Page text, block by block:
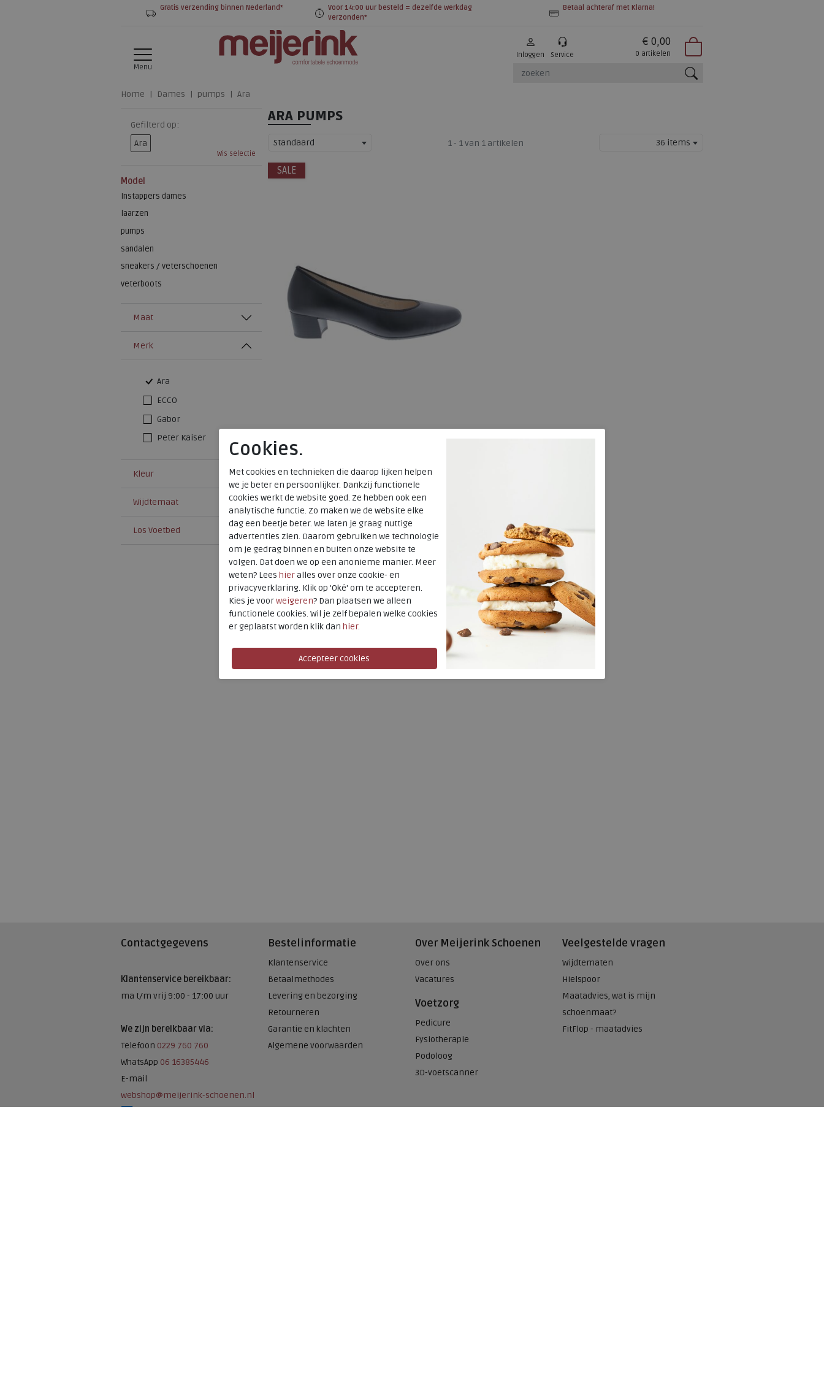
Gratis verzending binnen Nederland*
Voor 14:00 uur besteld = dezelfde werkdag
verzonden*
Betaal achteraf met Klarna!
Menu
Inloggen Service
€ 0,00
0 artikelen
Home Dames pumps Ara
Gefilterd op:
Ara
Wis selectie
Model
Instappers dames
laarzen
pumps
sandalen
sneakers / veterschoenen
veterboots
Maat
Merk
Ara
ECCO
Gabor
Peter Kaiser
Kleur
Wijdtemaat
Los Voetbed
ARA PUMPS
Standaard 1 - 1 van 1 artikelen 36 items
SALE
Vicenza black
wijdte Wijdtemaat G
€ 119,95
€ 83,97
Beschikbare maten
4,5 8
Contactgegevens
Klantenservice bereikbaar:
ma t/m vrij 9:00 - 17:00 uur
We zijn bereikbaar via:
Telefoon 0229 760 760
WhatsApp 06 16385446
E-mail
webshop@meijerink-schoenen.nl
Bestelinformatie
Klantenservice
Betaalmethodes
Levering en bezorging
Retourneren
Garantie en klachten
Algemene voorwaarden
Over Meijerink Schoenen
Over ons
Vacatures
Voetzorg
Pedicure
Fysiotherapie
Podoloog
3D-voetscanner
Veelgestelde vragen
Wijdtematen
Hielspoor
Maatadvies, wat is mijn
schoenmaat?
FitFlop - maatadvies
Cookies.
Met cookies en technieken die daarop lijken helpen
we je beter en persoonlijker. Dankzij functionele
cookies werkt de website goed. Ze hebben ook een
analytische functie. Zo maken we de website elke
dag een beetje beter. We laten je graag nuttige
advertenties zien. Daarom gebruiken we technologie
om je gedrag binnen en buiten onze website te
volgen. Dat doen we op een anonieme manier. Meer
weten? Lees hieralles over onze cookie- en
privacyverklaring. Klik op 'Oké' om te accepteren.
Kies je voorweigeren? Dan plaatsen we alleen
functionele cookies. Wil je zelf bepalen welke cookies
er geplaatst worden klik dan hier.